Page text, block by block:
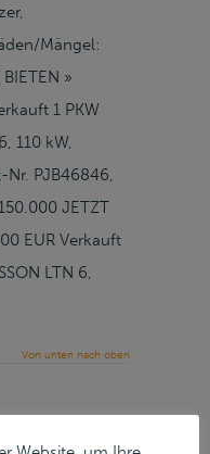
Mängel:
»
1 PKW
110 kW,
Nr. PJB46846,
JETZT
EUR Verkauft
LTN 6,
Von unten nach oben